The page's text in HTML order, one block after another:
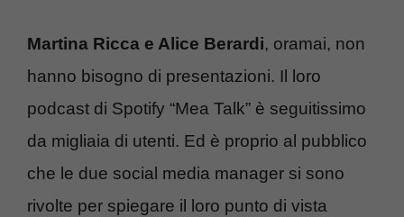
Martina Ricca e Alice Berardi, oramai, non
hanno bisogno di presentazioni. Il loro
podcast di Spotify “Mea Talk” è seguitissimo
da migliaia di utenti. Ed è proprio al pubblico
che le due social media manager si sono
rivolte per spiegare il loro punto di vista